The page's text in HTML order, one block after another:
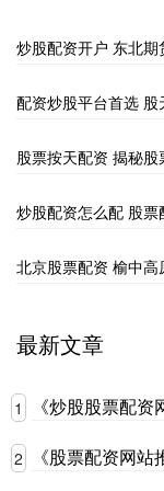
炒股配资开户 东北
配资炒股平台首选
股票按天配资 揭秘
炒股配资怎么配 股
北京股票配资 榆中
最新文章
1 《炒股股票配
2 《股票配资网